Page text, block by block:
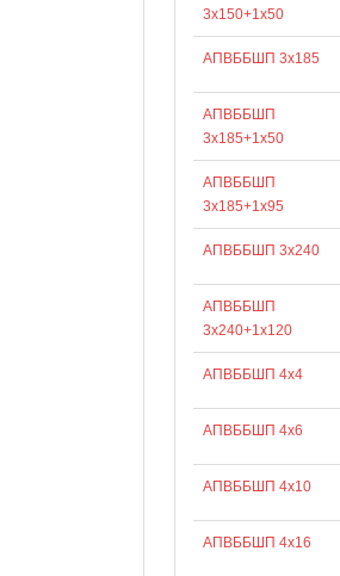
3х150+1х50
АПВББШП 3х185
АПВББШП
3х185+1х50
АПВББШП
3х185+1х95
АПВББШП 3х240
АПВББШП
3х240+1х120
АПВББШП 4х4
АПВББШП 4х6
АПВББШП 4х10
АПВББШП 4х16